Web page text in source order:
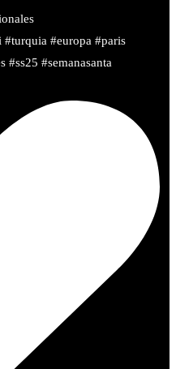
#europa #paris
#ss25 #semanasanta